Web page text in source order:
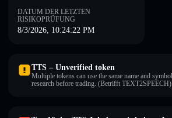
DATUM DER LETZTEN
RISIKOPRÜFUNG
8/3/2026, 10:24:22 PM
TTS – Unverified token
Multiple tokens can use the same name and
research before trading. (Betrifft TEXT2SPEECH).